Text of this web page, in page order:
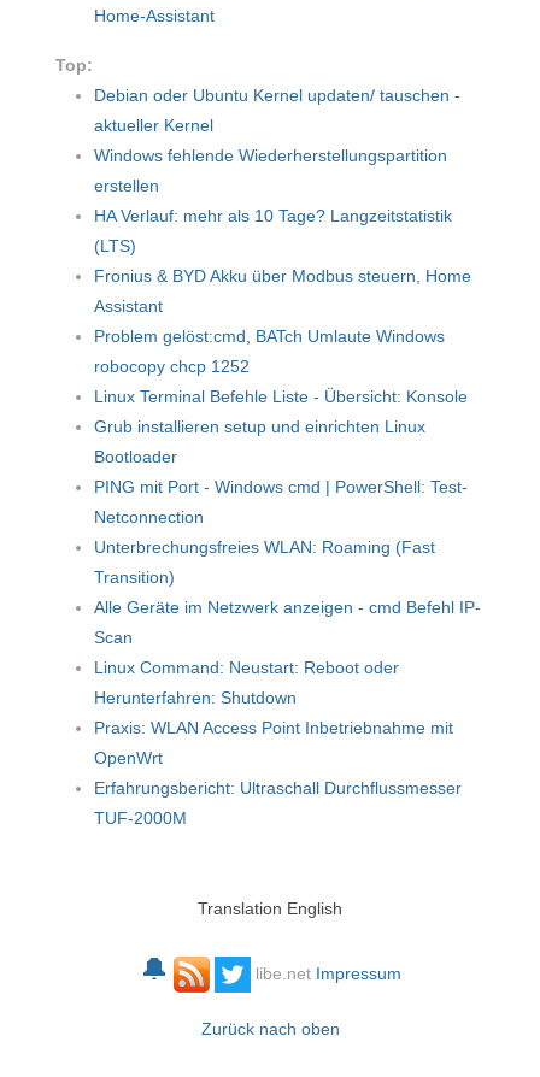
Home-Assistant
Top:
Debian oder Ubuntu Kernel updaten/ tauschen -
aktueller Kernel
Windows fehlende Wiederherstellungspartition
erstellen
HA Verlauf: mehr als 10 Tage? Langzeitstatistik
(LTS)
Fronius & BYD Akku über Modbus steuern, Home
Assistant
Problem gelöst:cmd, BATch Umlaute Windows
robocopy chcp 1252
Linux Terminal Befehle Liste - Übersicht: Konsole
Grub installieren setup und einrichten Linux
Bootloader
PING mit Port - Windows cmd | PowerShell: Test-
Netconnection
Unterbrechungsfreies WLAN: Roaming (Fast
Transition)
Alle Geräte im Netzwerk anzeigen - cmd Befehl IP-
Scan
Linux Command: Neustart: Reboot oder
Herunterfahren: Shutdown
Praxis: WLAN Access Point Inbetriebnahme mit
OpenWrt
Erfahrungsbericht: Ultraschall Durchflussmesser
TUF-2000M
Translation English
🔔 libe.net Impressum
Zurück nach oben